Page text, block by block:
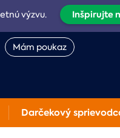
výzvu. Inšpirujte
Mám poukaz
Darčekový